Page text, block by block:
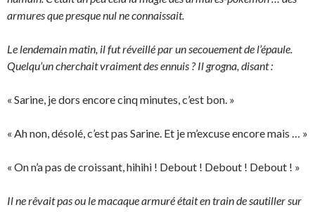
armures que presque nul ne connaissait.
Le lendemain matin, il fut réveillé par un secouement de l’épaule.
Quelqu’un cherchait vraiment des ennuis ? Il grogna, disant :
« Sarine, je dors encore cinq minutes, c’est bon. »
« Ah non, désolé, c’est pas Sarine. Et je m’excuse encore mais … »
« On n’a pas de croissant, hihihi ! Debout ! Debout ! Debout ! »
Il ne rêvait pas ou le macaque armuré était en train de sautiller sur